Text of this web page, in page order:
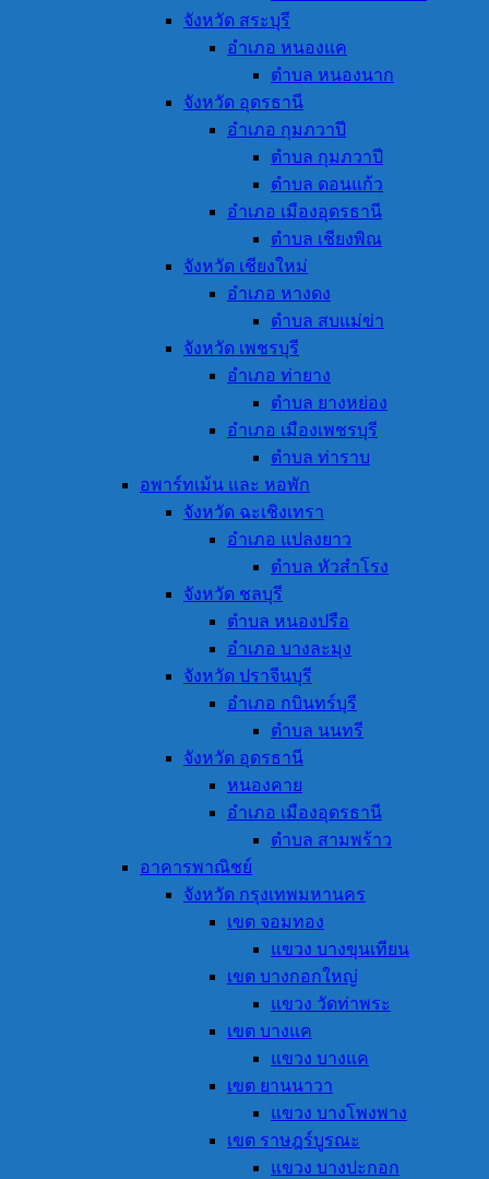
จังหวัด สระบุรี
อำเภอ หนองแค
ตำบล หนองนาก
จังหวัด อุดรธานี
อำเภอ กุมภวาปี
ตำบล กุมภวาปี
ตำบล ดอนแก้ว
อำเภอ เมืองอุดรธานี
ตำบล เชียงพิณ
จังหวัด เชียงใหม่
อำเภอ หางดง
ตำบล สบแม่ข่า
จังหวัด เพชรบุรี
อำเภอ ท่ายาง
ตำบล ยางหย่อง
อำเภอ เมืองเพชรบุรี
ตำบล ท่าราบ
อพาร์ทเม้น และ หอพัก
จังหวัด ฉะเชิงเทรา
อำเภอ แปลงยาว
ตำบล หัวสำโรง
จังหวัด ชลบุรี
ตำบล หนองปรือ
อำเภอ บางละมุง
จังหวัด ปราจีนบุรี
อำเภอ กบินทร์บุรี
ตำบล นนทรี
จังหวัด อุดรธานี
หนองคาย
อำเภอ เมืองอุดรธานี
ตำบล สามพร้าว
อาคารพาณิชย์
จังหวัด กรุงเทพมหานคร
เขต จอมทอง
แขวง บางขุนเทียน
เขต บางกอกใหญ่
แขวง วัดท่าพระ
เขต บางแค
แขวง บางแค
เขต ยานนาวา
แขวง บางโพงพาง
เขต ราษฎร์บูรณะ
แขวง บางปะกอก